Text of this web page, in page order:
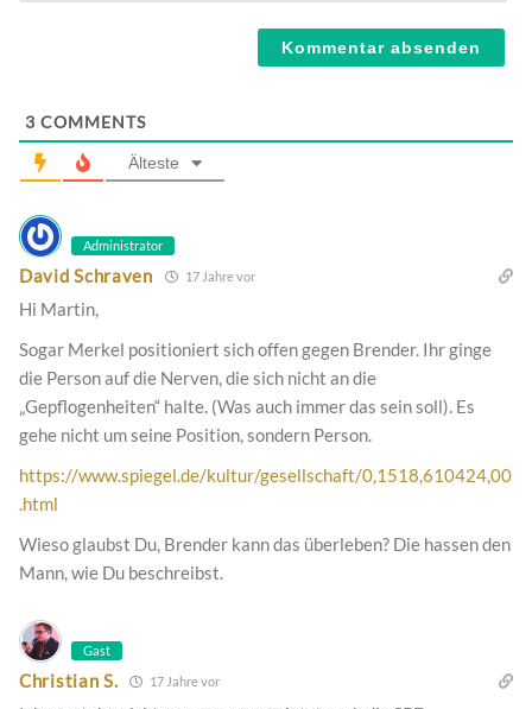
3 COMMENTS
Älteste
Administrator
David Schraven 17 Jahre vor
Hi Martin,
Sogar Merkel positioniert sich offen gegen Brender. Ihr ginge
die Person auf die Nerven, die sich nicht an die
„Gepflogenheiten“ halte. (Was auch immer das sein soll). Es
gehe nicht um seine Position, sondern Person.
https://www.spiegel.de/kultur/gesellschaft/0,1518,610424,00
.html
Wieso glaubst Du, Brender kann das überleben? Die hassen den
Mann, wie Du beschreibst.
Gast
Christian S. 17 Jahre vor